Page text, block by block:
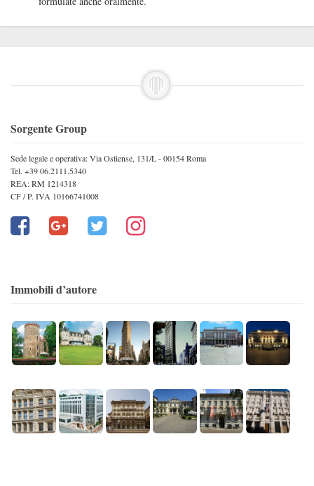
Sorgente Group
Sede legale e operativa: Via Ostiense, 131/L - 00154 Roma
Tel. +39 06.2111.5340
REA: RM 1214318
CF / P. IVA 10166741008
Immobili d’autore